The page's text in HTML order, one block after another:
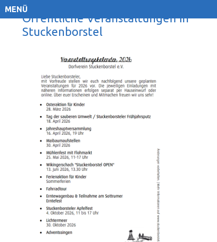
MENÜ
Öffentliche Veranstaltungen in
Stuckenborstel